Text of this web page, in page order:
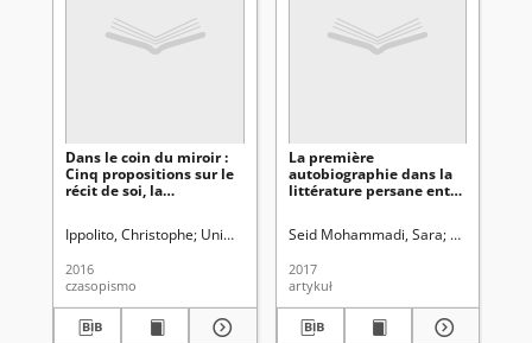
Dans le coin du miroir :
Cinq propositions sur le
récit de soi, la
Ippolito, Christophe Uniwersytet Marii Curie-Skłodowskiej (Lublin).
2016
czasopismo
La première
autobiographie dans la
littérature persane entre
Seid Mohammadi, Sara
2017
artykuł